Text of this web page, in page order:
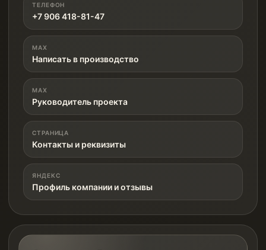
ТЕЛЕФОН
+7 906 418-81-47
MAX
Написать в производство
MAX
Руководитель проекта
СТРАНИЦА
Контакты и реквизиты
ЯНДЕКС
Профиль компании и отзывы